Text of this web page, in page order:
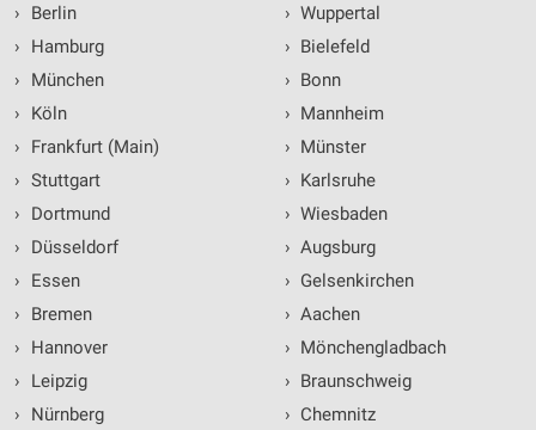
›
Berlin
›
Hamburg
›
München
›
Köln
›
Frankfurt (Main)
› Stuttgart
›
Dortmund
›
Düsseldorf
›
Essen
›
Bremen
›
Hannover
›
Leipzig
›
Nürnberg
› Wuppertal
› Bielefeld
› Bonn
› Mannheim
› Münster
› Karlsruhe
› Wiesbaden
› Augsburg
› Gelsenkirchen
› Aachen
› Mönchengladbach
› Braunschweig
› Chemnitz